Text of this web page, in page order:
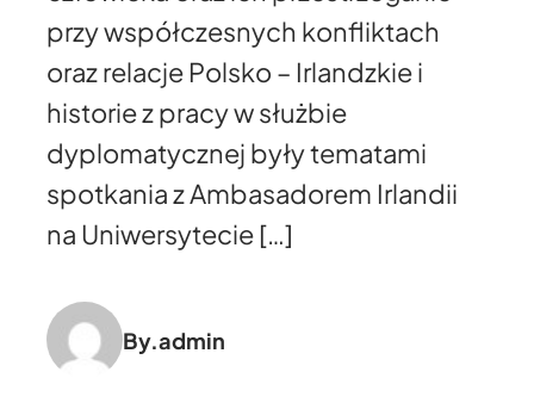
przy współczesnych konfliktach
oraz relacje Polsko – Irlandzkie i
historie z pracy w służbie
dyplomatycznej były tematami
spotkania z Ambasadorem Irlandii
na Uniwersytecie […]
By.admin